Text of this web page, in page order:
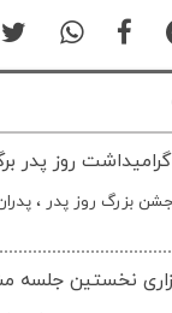
روز پدر
بزرگ روز پدر ،
نخستین جلسه